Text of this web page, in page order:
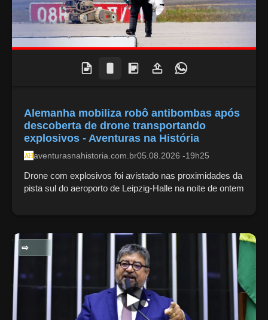
Alemanha mobiliza robô antibombas após
descoberta de drone transportando
explosivos - Aventuras na História
aventurasnahistoria.com.br05.08.2026 -19h25
Drone com explosivos foi avistado nas proximidades da
pista sul do aeroporto de Leipzig-Halle na noite de ontem
POLITICA NACIONAL